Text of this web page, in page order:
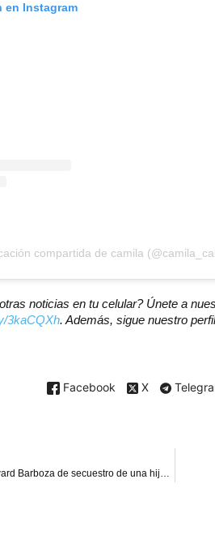
en Instagram
compartida de camila
noticias en tu celular? Únete a
3kaCQXh. Además, sigue nuestro
Facebook X
Acusan al zuliano Edward Barboza de secuestro de una hija en EE. UU.